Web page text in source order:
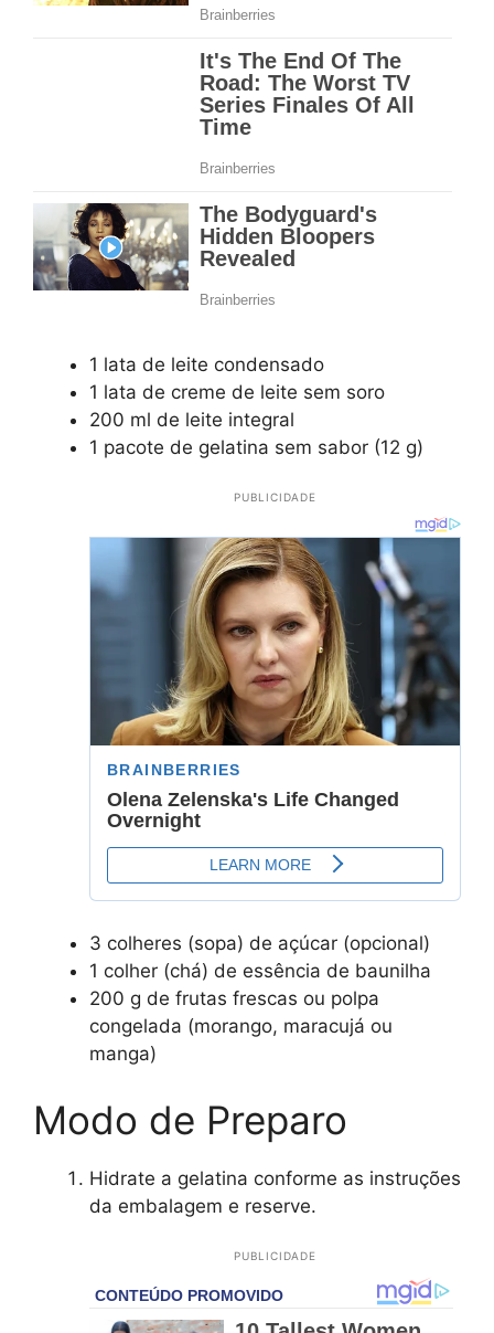
1 lata de leite condensado
1 lata de creme de leite sem soro
200 ml de leite integral
1 pacote de gelatina sem sabor (12 g)
PUBLICIDADE
3 colheres (sopa) de açúcar (opcional)
1 colher (chá) de essência de baunilha
200 g de frutas frescas ou polpa
congelada (morango, maracujá ou
manga)
Modo de Preparo
Hidrate a gelatina conforme as instruções
da embalagem e reserve.
PUBLICIDADE